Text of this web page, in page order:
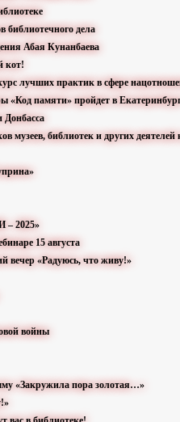
библиотечного дела
Абая Кунанбаева
кот!
лучших практик в сфере
«Код памяти» пройдет в
Донбасса
музеев, библиотек и других
– 2025»
15 августа
вечер «Радуюсь, что живу!»
войны
«Закружила пора золотая…»